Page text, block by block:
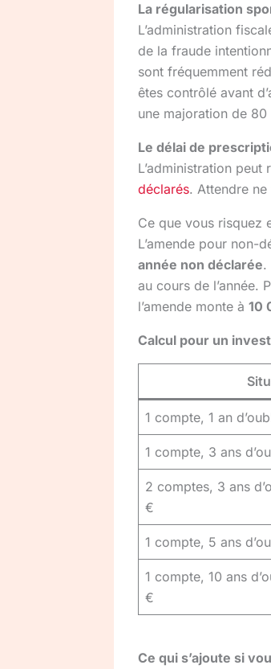
La régularisation
L’administration
de la fraude
sont fréquemment
êtes contrôlé avant
une majoration de
Le délai de
L’administration peut
déclarés. Attendre
Ce que vous risquez
L’amende pour non-
année non déclarée.
au cours de l’année.
l’amende monte à 10
Calcul pour un
1 compte, 1 an
1 compte, 3 ans
2 comptes, 3 ans
€
1 compte, 5 ans
1 compte, 10 ans
€
Ce qui s’ajoute si